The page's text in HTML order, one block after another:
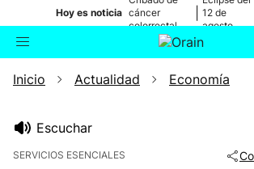
Hoy es noticia cáncer
colorrectal
12 de
agosto
Buscador Actualidad
Inicio Actualidad Economía
Escuchar
SERVICIOS ESENCIALES